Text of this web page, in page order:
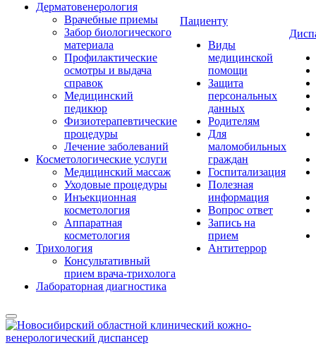
Дерматовенерология
Врачебные приемы
Забор биологического
материала
Профилактические
осмотры и выдача
справок
Медицинский
педикюр
Физиотерапевтические
процедуры
Лечение заболеваний
Косметологические услуги
Медицинский массаж
Уходовые процедуры
Инъекционная
косметология
Аппаратная
косметология
Трихология
Консультативный
прием врача-трихолога
Лабораторная диагностика
Пациенту
Виды
медицинской
помощи
Защита
персональных
данных
Родителям
Для
маломобильных
граждан
Госпитализация
Полезная
информация
Вопрос ответ
Запись на
прием
Антитеррор